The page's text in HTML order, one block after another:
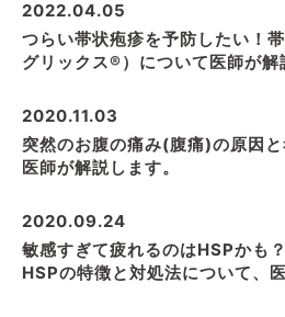
2022.04.05
つらい帯状疱疹を予防したい！
グリックス®）について医師が解
2020.11.03
突然のお腹の痛み(腹痛)の原因
医師が解説します。
2020.09.24
敏感すぎて疲れるのはHSPかも
HSPの特徴と対処法について、